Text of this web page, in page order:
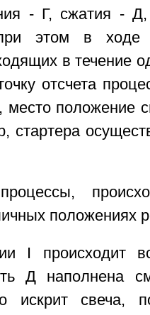
- Г, сжатия -
этом в ходе
в течение
отсчета
место положение
стартера
положениях
I происходит
Д наполнена
искрит свеча,